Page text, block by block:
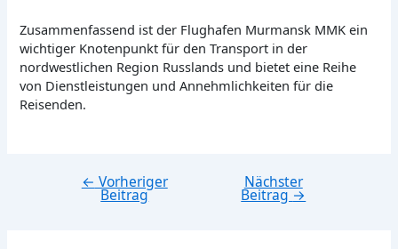
Zusammenfassend ist der Flughafen Murmansk MMK ein
wichtiger Knotenpunkt für den Transport in der
nordwestlichen Region Russlands und bietet eine Reihe
von Dienstleistungen und Annehmlichkeiten für die
Reisenden.
Beitragsnavigation
← Vorheriger
Beitrag
Nächster
Beitrag→